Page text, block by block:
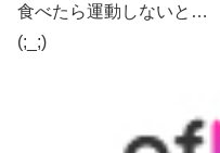
食べたら運動しないと…
(;_;)